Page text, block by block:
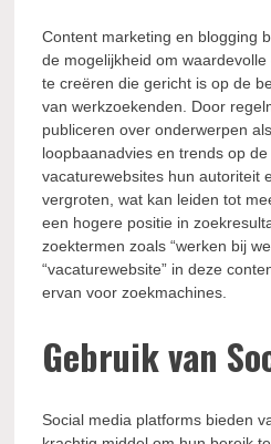
Content marketing en blogging
de mogelijkheid om
te creëren die gericht is op de
van werkzoekenden. Door
publiceren over onderwerpen
loopbaanadvies en trends op
vacaturewebsites hun autoriteit
vergroten, wat kan leiden tot
een hogere positie in
zoektermen zoals “werken bij
“vacaturewebsite” in deze
ervan voor zoekmachines.
Gebruik van
Social media platforms bieden